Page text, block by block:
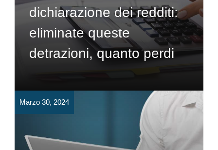
dichiarazione dei redditi:
eliminate queste
detrazioni, quanto perdi
Marzo 30, 2024